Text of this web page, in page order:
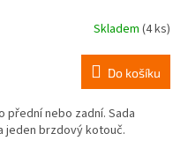
Skladem (4 ks)
Do košíku
nebo zadní. Sada
jeden brzdový kotouč.